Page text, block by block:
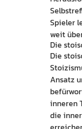
Spieler
weit
Die
Die
Ansatz
inneren
die